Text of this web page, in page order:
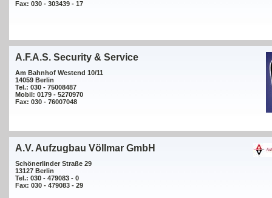
Fax: 030 - 303439 - 17
A.F.A.S. Security & Service
Am Bahnhof Westend 10/11
14059 Berlin
Tel.: 030 - 75008487
Mobil: 0179 - 5270970
Fax: 030 - 76007048
A.V. Aufzugbau Völlmar GmbH
Schönerlinder Straße 29
13127 Berlin
Tel.: 030 - 479083 - 0
Fax: 030 - 479083 - 29